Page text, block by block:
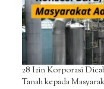
28 Izin Korporasi
Tanah kepada